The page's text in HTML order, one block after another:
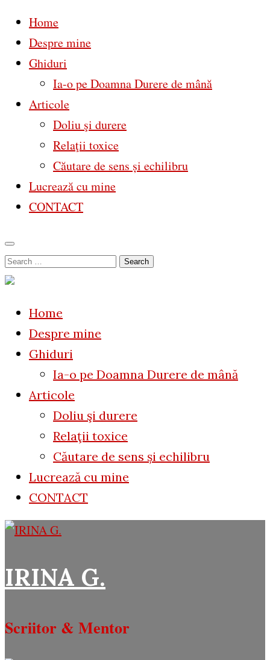
Home
Despre mine
Ghiduri
Ia-o pe Doamna Durere de mână
Articole
Doliu şi durere
Relaţii toxice
Căutare de sens și echilibru
Lucrează cu mine
CONTACT
Skip
to
Search
for:
Home
Despre mine
Ghiduri
Ia-o pe Doamna Durere de mână
Articole
Doliu şi durere
Relaţii toxice
Căutare de sens și echilibru
Lucrează cu mine
CONTACT
IRINA G.
Scriitor & Mentor